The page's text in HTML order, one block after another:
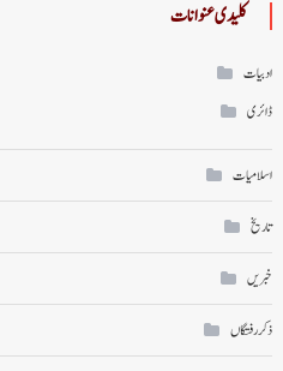
کلیدی عنوانات
ادبیات
ڈائری
اسلامیات
تاریخ
خبریں
ذکر رفتگاں